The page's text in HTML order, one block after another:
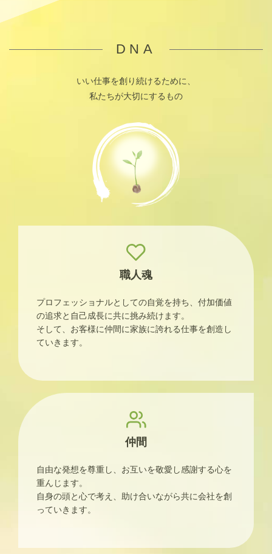
DNA
いい仕事を創り続けるために、
私たちが大切にするもの
職人魂
プロフェッショナルとしての自覚を持ち、付加価値
の追求と自己成長に共に挑み続けます。
そして、お客様に仲間に家族に誇れる仕事を創造し
ていきます。
仲間
自由な発想を尊重し、お互いを敬愛し感謝する心を
重んじます。
自身の頭と心で考え、助け合いながら共に会社を創
っていきます。